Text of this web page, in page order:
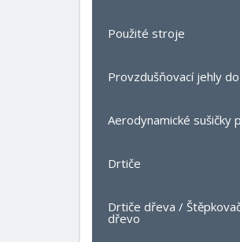
Použité stroje
Provzdušňovací jehly
Aerodynamické sušičky
Drtiče
Drtiče dřeva /
dřevo